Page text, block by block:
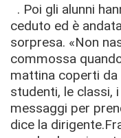
. Poi gli alunni
ceduto ed è
sorpresa. «Non
commossa
mattina coperti da
studenti, le classi,
messaggi per
dice la